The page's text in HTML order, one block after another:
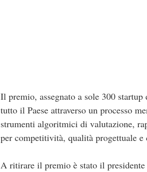
Il premio, assegnato a sole 300
tutto il Paese attraverso un processo
strumenti algoritmici di valutazione,
per competitività, qualità progettuale
A ritirare il premio è stato il